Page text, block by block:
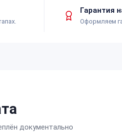
Гарантия
Оформляем
документально